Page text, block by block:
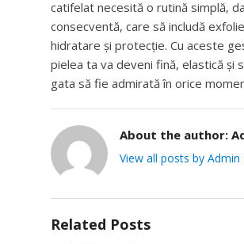
catifelat necesită o rutină simplă,
consecventă, care să includă
hidratare și protecție. Cu aceste
pielea ta va deveni fină, elastică și
gata să fie admirată în orice
About the author:
View all posts by Admin
Related Posts